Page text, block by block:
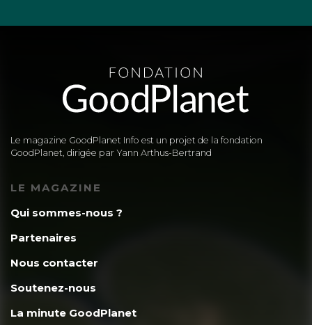
Le magazine GoodPlanet Info est un projet de la fondation
GoodPlanet, dirigée par Yann Arthus-Bertrand
LE MAGAZINE
Qui sommes-nous ?
Partenaires
Nous contacter
Soutenez-nous
La minute GoodPlanet